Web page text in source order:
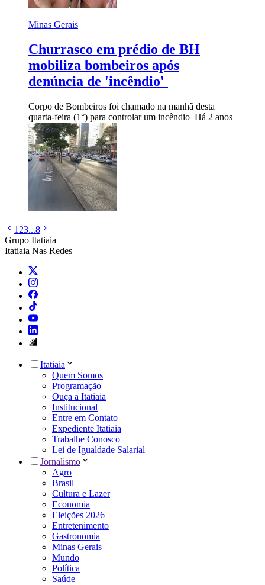
Minas Gerais
Churrasco em prédio de BH
mobiliza bombeiros após
denúncia de 'incêndio'
Corpo de Bombeiros foi chamado na manhã desta
quarta-feira (1°) para controlar um incêndio Há 2 anos
1 23...8
Grupo Itatiaia
Itatiaia Nas Redes
Itatiaia
Quem Somos
Programação
Ouça a Itatiaia
Institucional
Entre em Contato
Expediente Itatiaia
Trabalhe Conosco
Lei de Igualdade Salarial
Jornalismo
Agro
Brasil
Cultura e Lazer
Economia
Eleições 2026
Entretenimento
Gastronomia
Minas Gerais
Mundo
Política
Saúde